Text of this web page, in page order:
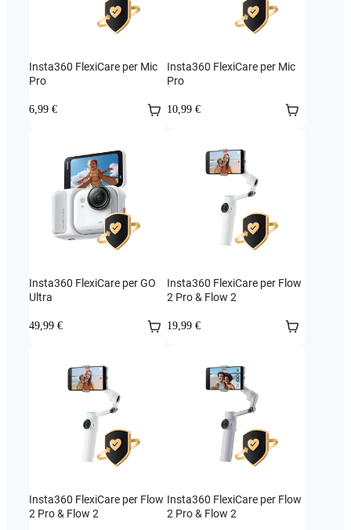
Insta360 FlexiCare per Mic
Pro
6,99 €
Insta360 FlexiCare per Mic
Pro
10,99 €
Insta360 FlexiCare per GO
Ultra
49,99 €
Insta360 FlexiCare per Flow
2 Pro & Flow 2
19,99 €
Insta360 FlexiCare per Flow
2 Pro & Flow 2
Insta360 FlexiCare per Flow
2 Pro & Flow 2